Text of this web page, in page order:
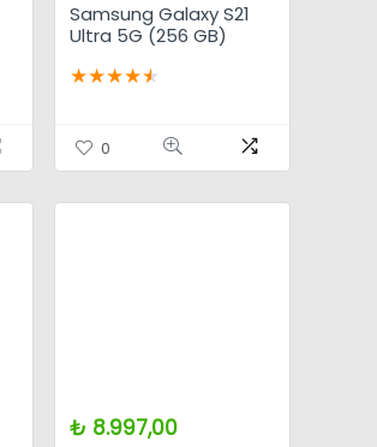
Samsung Galaxy S21
Ultra 5G (256 GB)
★★★★★
0
₺ 8.997,00